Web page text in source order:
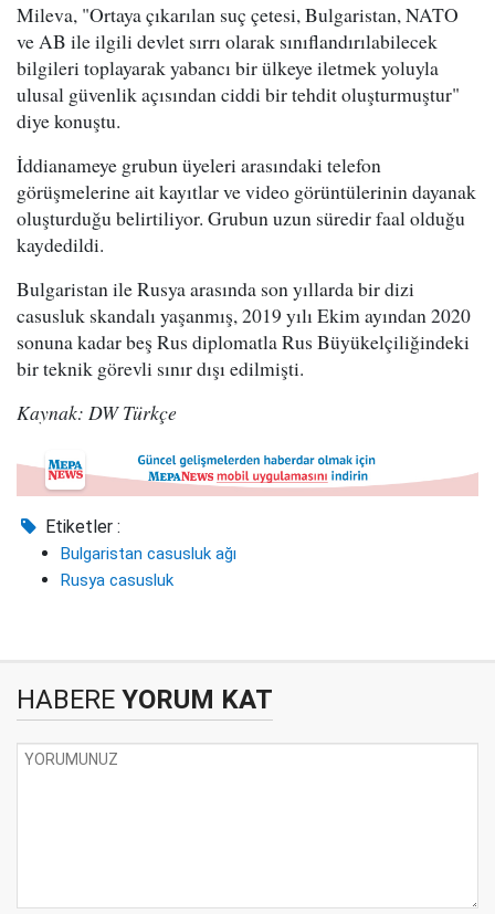
Mileva, "Ortaya çıkarılan suç çetesi, Bulgaristan, NATO
ve AB ile ilgili devlet sırrı olarak sınıflandırılabilecek
bilgileri toplayarak yabancı bir ülkeye iletmek yoluyla
ulusal güvenlik açısından ciddi bir tehdit oluşturmuştur"
diye konuştu.
İddianameye grubun üyeleri arasındaki telefon
görüşmelerine ait kayıtlar ve video görüntülerinin dayanak
oluşturduğu belirtiliyor. Grubun uzun süredir faal olduğu
kaydedildi.
Bulgaristan ile Rusya arasında son yıllarda bir dizi
casusluk skandalı yaşanmış, 2019 yılı Ekim ayından 2020
sonuna kadar beş Rus diplomatla Rus Büyükelçiliğindeki
bir teknik görevli sınır dışı edilmişti.
Kaynak: DW Türkçe
Etiketler :
Bulgaristan casusluk ağı
Rusya casusluk
HABERE YORUM KAT